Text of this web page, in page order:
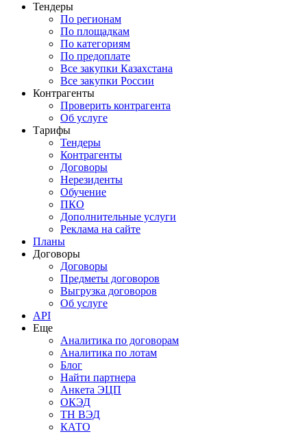
Тендеры
По регионам
По площадкам
По категориям
По предоплате
Все закупки Казахстана
Все закупки России
Контрагенты
Проверить контрагента
Об услуге
Тарифы
Тендеры
Контрагенты
Договоры
Нерезиденты
Обучение
ПКО
Дополнительные услуги
Реклама на сайте
Планы
Договоры
Договоры
Предметы договоров
Выгрузка договоров
Об услуге
API
Еще
Аналитика по договорам
Аналитика по лотам
Блог
Найти партнера
Анкета ЭЦП
ОКЭД
ТН ВЭД
КАТО